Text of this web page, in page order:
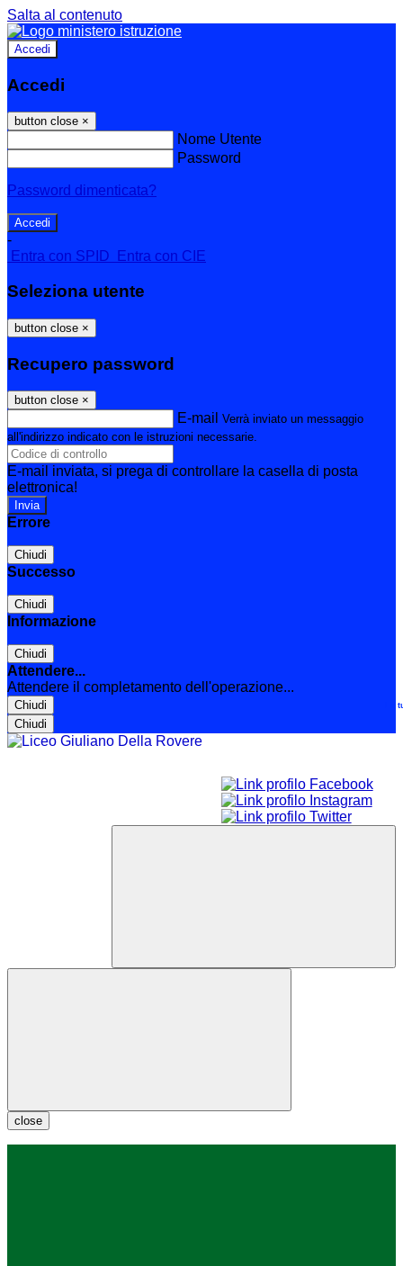
Salta al contenuto
Accedi
Accedi
button close ×
Nome Utente
Password
Password dimenticata?
-
Entra con SPID
Entra con CIE
Seleziona utente
button close ×
Recupero password
button close ×
E-mail Verrà inviato un messaggio
all'indirizzo indicato con le istruzioni necessarie.
E-mail inviata, si prega di controllare la casella di posta
elettronica!
Errore
Chiudi
Successo
Chiudi
Informazione
Chiudi
Attendere...
Attendere il completamento dell'operazione...
Chiudi
Chiudi
Le
close